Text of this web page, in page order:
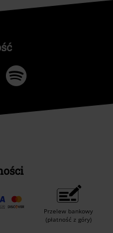
Przelew bankowy
(płatność z góry)